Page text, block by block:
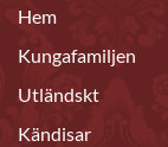
Hem
Kungafamiljen
Utländskt
Kändisar